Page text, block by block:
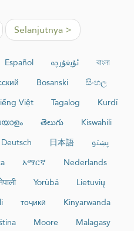
Selanjutnya >
Español ئۇيغۇرچە
বাংলা
Bosanski
සිංහල
Việt Tagalog
Kurdî
తెలుగు
Kiswahili
Deutsch 日本語
پښتو
አማርኛ
Nederlands
Yorùbá
Lietuvių
тоҷикӣ
Kinyarwanda
Moore
Malagasy